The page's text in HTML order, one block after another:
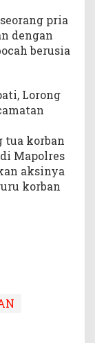
pria
dengan
berusia
Lorong
tua korban
Mapolres
aksinya
korban